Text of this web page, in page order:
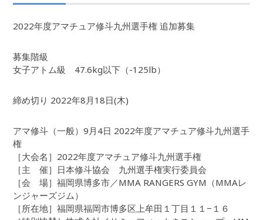
2022年度アマチュア修斗九州選手権 追加募集
募集階級
女子アトム級 47.6kg以下（-125lb）
締め切り 2022年8月18日(木)
アマ修斗（一般）9月4日 2022年度アマチュア修斗九州選手
権
［大会名］2022年度アマチュア修斗九州選手権
［主 催］日本修斗協会 九州選手権実行委員会
［会 場］福岡県博多市／MMA RANGERS GYM（MMAレ
ンジャーズジム）
［所在地］福岡県福岡市博多区上牟田１丁目１１−１６